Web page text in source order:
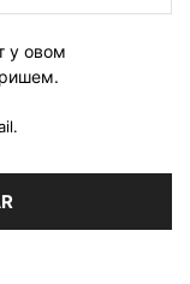
у овом